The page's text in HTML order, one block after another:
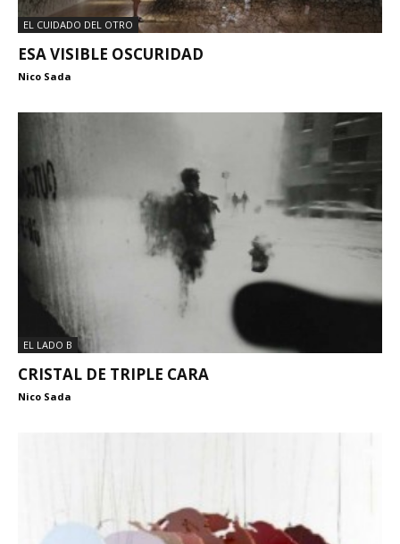
EL CUIDADO DEL OTRO
ESA VISIBLE OSCURIDAD
Nico Sada
EL LADO B
CRISTAL DE TRIPLE CARA
Nico Sada